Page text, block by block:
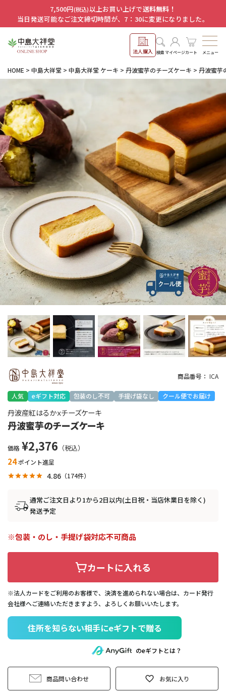
7,500円(税込)以上お買い上げで送料無料！
当日発送可能なご注文締切時間が、7：30に変更になりました。
法人購入 検索マイページカート メニュー
HOME 中島大祥堂 中島大祥堂 ケーキ 丹波蜜芋のチーズケーキ 丹波蜜芋
商品番号 ICA
人気 eギフト対応 包装のし不可 手提げ袋なし クール便でお届け
丹波産紅はるかｘチーズケーキ
丹波蜜芋のチーズケーキ
価格 ¥2,376
24ポイント進呈
4.86 174
通常ご注文日より1から2日以内(土日祝・当店休業日を除く)
発送予定
包装・のし・手提げ袋対応不可商品
カートに入れる
※法人カードをご利用のお客様で、決済を進められない場合は、カード発行
会社様へご連絡いただきますよう、よろしくお願いいたします。
住所を知らない相手にeギフトで贈る
のeギフトとは？
商品問い合わせ お気に入り